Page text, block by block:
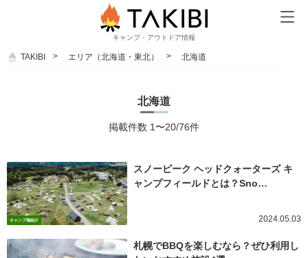
キャンプ・アウトドア情報
TAKIBI エリア（北海道・東北） 北海道
北海道
掲載件数 1〜20/76件
キャンプ場紹介
スノーピーク ヘッドクォーターズ キ
ャンプフィールドとは？Sno…
2024.05.03
札幌でBBQを楽しむなら？ぜひ利用し